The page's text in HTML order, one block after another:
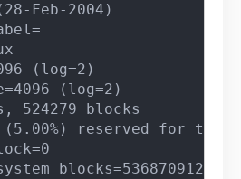
Feb-2004)
(log=2)
(log=2)
524279 blocks
(5.00%) reserved for the
blocks=536870912